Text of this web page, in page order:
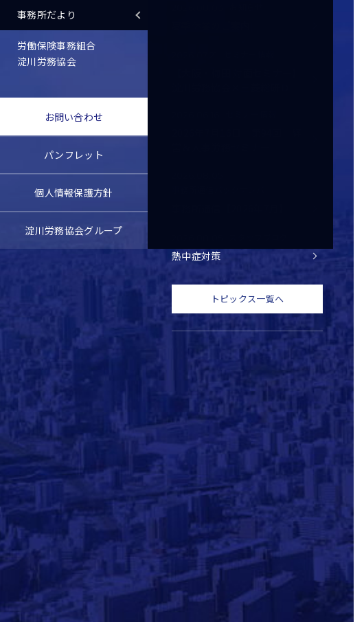
事務所だより
労働保険事務組合
淀川労務協会
お問い合わせ
パンフレット
個人情報保護方針
淀川労務協会グループ
熱中症対策
トピックス一覧へ